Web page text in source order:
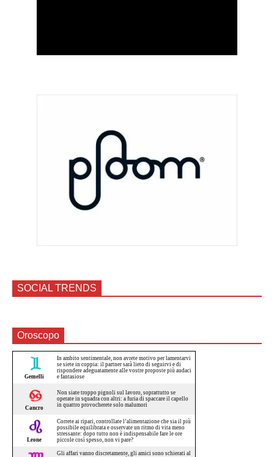
SOCIAL TRENDS
Oroscopo